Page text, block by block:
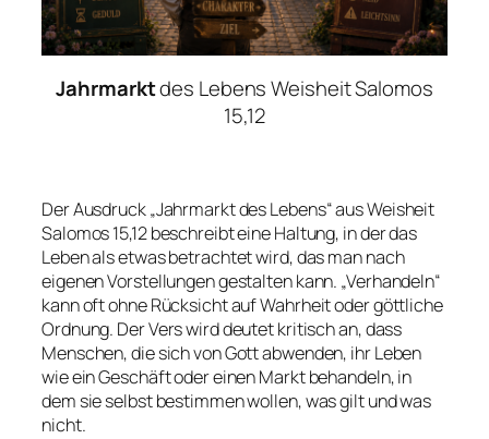
Jahrmarktdes Lebens Weisheit Salomos
15,12
Der Ausdruck „Jahrmarkt des Lebens“ aus Weisheit
Salomos 15,12 beschreibt eine Haltung, in der das
Leben als etwas betrachtet wird, das man nach
eigenen Vorstellungen gestalten kann. „Verhandeln“
kann oft ohne Rücksicht auf Wahrheit oder göttliche
Ordnung. Der Vers wird deutet kritisch an, dass
Menschen, die sich von Gott abwenden, ihr Leben
wie ein Geschäft oder einen Markt behandeln, in
dem sie selbst bestimmen wollen, was gilt und was
nicht.